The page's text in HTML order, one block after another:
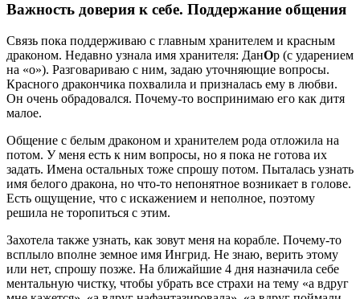
Важность доверия к себе. Поддержание общения
Связь пока поддерживаю с главным хранителем и красным
драконом. Недавно узнала имя хранителя: ДанОр (с ударением
на «о»). Разговариваю с ним, задаю уточняющие вопросы.
Красного дракончика похвалила и призналась ему в любви.
Он очень обрадовался. Почему-то воспринимаю его как дитя
малое.
Общение с белым драконом и хранителем рода отложила на
потом. У меня есть к ним вопросы, но я пока не готова их
задать. Имена остальных тоже спрошу потом. Пыталась узнать
имя белого дракона, но что-то непонятное возникает в голове.
Есть ощущение, что с искажением и неполное, поэтому
решила не торопиться с этим.
Захотела также узнать, как зовут меня на корабле. Почему-то
всплыло вполне земное имя Ингрид. Не знаю, верить этому
или нет, спрошу позже. На ближайшие 4 дня назначила себе
ментальную чистку, чтобы убрать все страхи на тему «а вдруг